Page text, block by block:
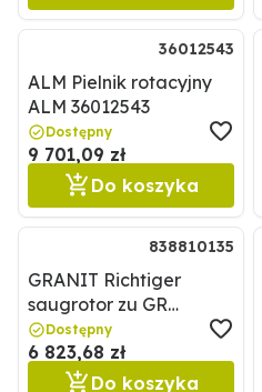
36012543
ALM Pielnik rotacyjny
ALM 36012543
Dostępny
9 701,09 zł
Do koszyka
838810135
GRANIT Richtiger
saugrotor zu GR
Erntekopf GRANIT
838810135
Dostępny
6 823,68 zł
Do koszyka